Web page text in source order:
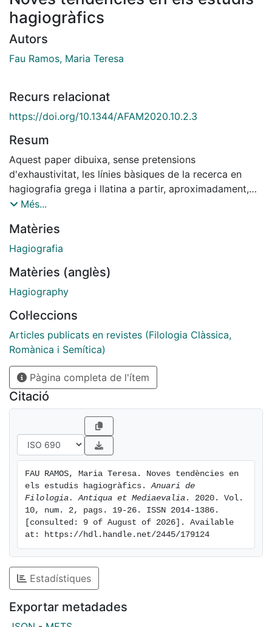
hagiogràfics
Autors
Fau Ramos, Maria Teresa
Recurs relacionat
https://doi.org/10.1344/AFAM2020.10.2.3
Resum
Aquest paper dibuixa, sense pretensions
d'exhaustivitat, les línies bàsiques de la recerca en
hagiografia grega i llatina a partir, aproximadament,
dels anys cinquanta del segle XX.
Més...
Matèries
Hagiografia
Matèries (anglès)
Hagiography
Col·leccions
Articles publicats en revistes (Filologia Clàssica,
Romànica i Semítica)
Pàgina completa de l'ítem
Citació
FAU RAMOS, Maria Teresa. Noves tendències en
els estudis hagiogràfics. Anuari de
Filologia. Antiqua et Mediaevalia . 2020. Vol.
10, num. 2, pags. 19-26. ISSN 2014-1386.
[consulted: 9 of August of 2026]. Available
at: https://hdl.handle.net/2445/179124
Estadístiques
Exportar metadades